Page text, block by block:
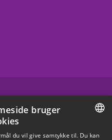
DANISH
bruger
du vil give samtykke til. Du kan